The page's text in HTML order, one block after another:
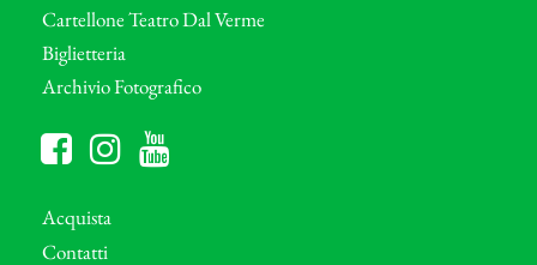
Cartellone Teatro Dal Verme
Biglietteria
Archivio Fotografico
Acquista
Contatti